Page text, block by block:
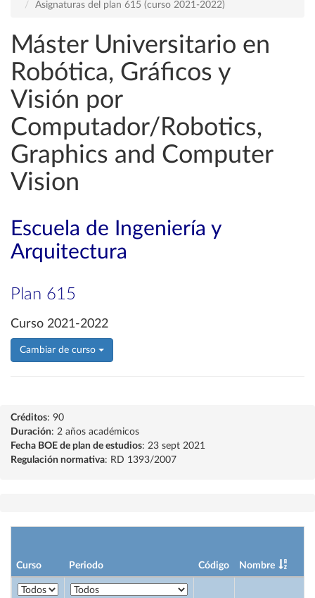
Asignaturas del plan 615 (curso 2021-2022)
Máster Universitario en
Robótica, Gráficos y
Visión por
Computador/Robotics,
Graphics and Computer
Vision
Escuela de Ingeniería y
Arquitectura
Plan 615
Curso 2021-2022
Cambiar de curso
Créditos: 90
Duración: 2 años académicos
Fecha BOE de plan de estudios: 23 sept 2021
Regulación normativa: RD 1393/2007
Curso Periodo Código Nombre